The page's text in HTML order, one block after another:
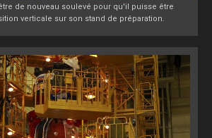
de nouveau soulevé pour qu'il puisse être
verticale sur son stand de préparation.